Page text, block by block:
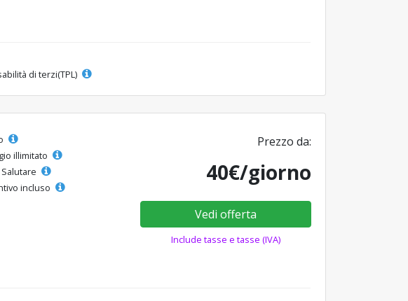
di terzi(TPL)
illimitato
incluso
Prezzo da:
40€/giorno
Vedi offerta
Include tasse e tasse (IVA)